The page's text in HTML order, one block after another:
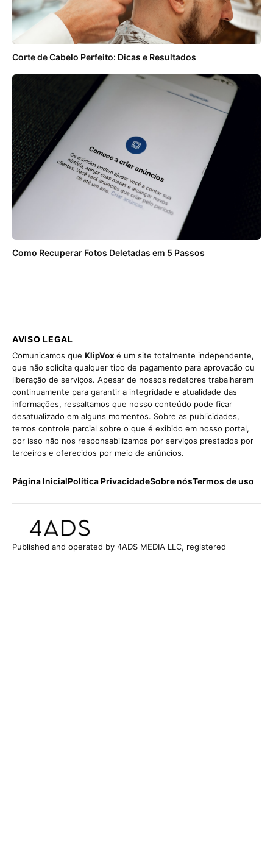
Corte de Cabelo Perfeito: Dicas e Resultados
Como Recuperar Fotos Deletadas em 5 Passos
AVISO LEGAL
Comunicamos que KlipVox é um site totalmente independente,
que não solicita qualquer tipo de pagamento para aprovação ou
liberação de serviços. Apesar de nossos redatores trabalharem
continuamente para garantir a integridade e atualidade das
informações, ressaltamos que nosso conteúdo pode ficar
desatualizado em alguns momentos. Sobre as publicidades,
temos controle parcial sobre o que é exibido em nosso portal,
por isso não nos responsabilizamos por serviços prestados por
terceiros e oferecidos por meio de anúncios.
Página InicialPolítica PrivacidadeSobre nósTermos de uso
Published and operated by 4ADS MEDIA LLC, registered